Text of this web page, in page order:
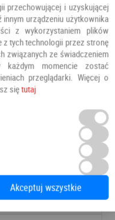
624,78 PLN
przechowującej i uzyskującej
urządzeniu użytkownika
z wykorzystaniem plików
tych technologii przez stronę
związanych ze świadczeniem
momencie zostać
przeglądarki. Więcej o
siętutaj
Akceptuj wszystkie